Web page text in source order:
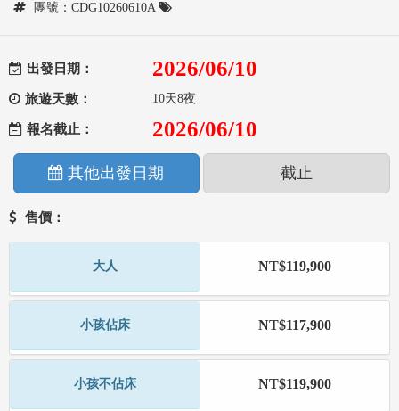
團號：CDG10260610A
出發日期： 2026/06/10
旅遊天數： 10天8夜
報名截止： 2026/06/10
其他出發日期 截止
售價：
大人 NT$119,900
小孩佔床 NT$117,900
小孩不佔床 NT$119,900